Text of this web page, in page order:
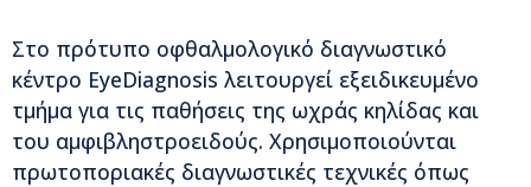
Στο πρότυπο οφθαλμολογικό διαγνωστικό
κέντρο EyeDiagnosis λειτουργεί εξειδικευμένο
τμήμα για τις παθήσεις της ωχράς κηλίδας και
του αμφιβληστροειδούς. Χρησιμοποιούνται
πρωτοποριακές διαγνωστικές τεχνικές όπως